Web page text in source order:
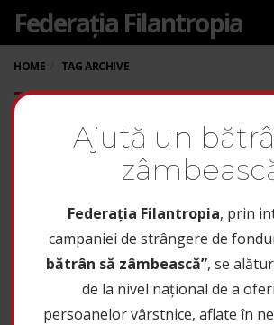
Federația Filantropia
HOME TAG ARCHIVE
TAG: CBNRM
NORVEGIA
Ajută un
Federaţia Filantropia, prin
campaniei de strângere de
bătrân să zâmbească”, se
de la nivel național de a
persoanelor vârstnice, aflate în